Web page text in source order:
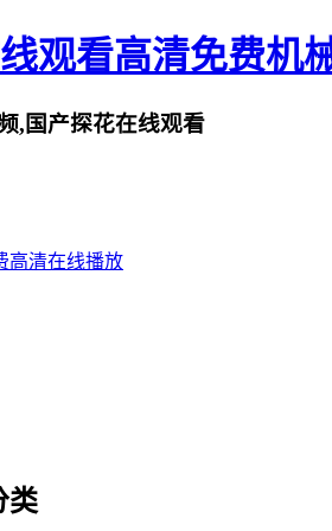
观看高清免费机
,国产探花在线观看
高清在线播放
类